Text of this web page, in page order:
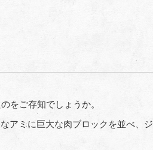
をご存知でしょうか。
アミに巨大な肉ブロックを並べ、ジ